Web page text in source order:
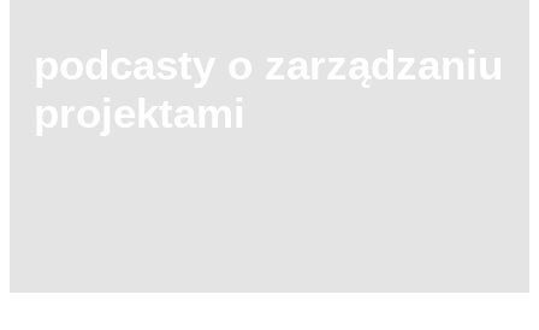
podcasty o zarządzaniu
projektami